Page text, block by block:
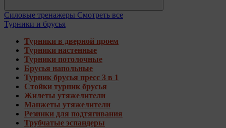
Силовые тренажеры Смотреть все
Турники и брусья
Турники в дверной проем
Турники настенные
Турники потолочные
Брусья напольные
Турник брусья пресс 3 в 1
Стойки турник брусья
Жилеты утяжелители
Манжеты утяжелители
Резинки для подтягивания
Трубчатые эспандеры